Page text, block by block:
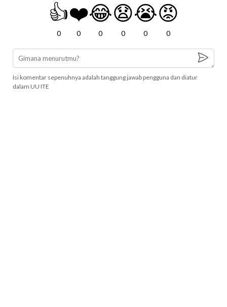
👍
0
❤️
0
😂
0
😧
0
😭
0
😡
0
Isi komentar sepenuhnya adalah tanggung jawab pengguna dan diatur
dalam UU ITE